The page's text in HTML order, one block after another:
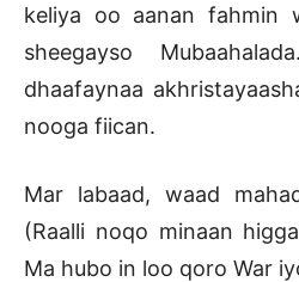
keliya oo aanan fahmin
sheegayso
dhaafaynaa
nooga fiican.
Mar labaad, waad
(Raalli noqo minaan
Ma hubo in loo qoro War